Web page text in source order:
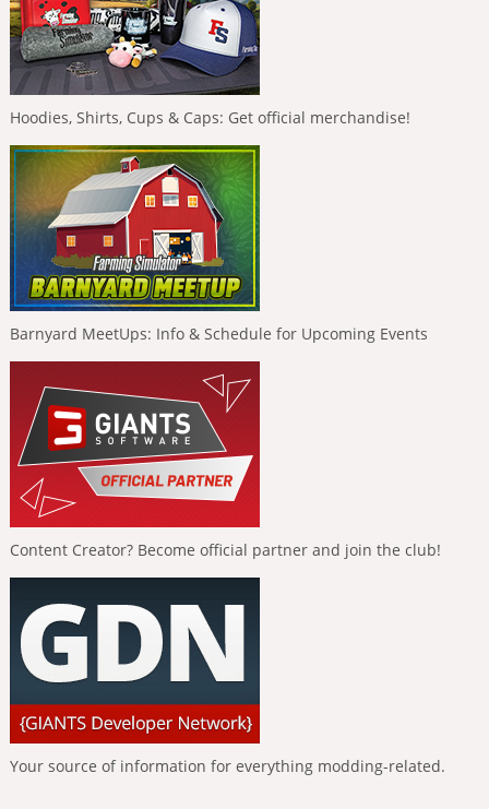
Hoodies, Shirts, Cups & Caps: Get official merchandise!
Barnyard MeetUps: Info & Schedule for Upcoming Events
Content Creator? Become official partner and join the club!
Your source of information for everything modding-related.